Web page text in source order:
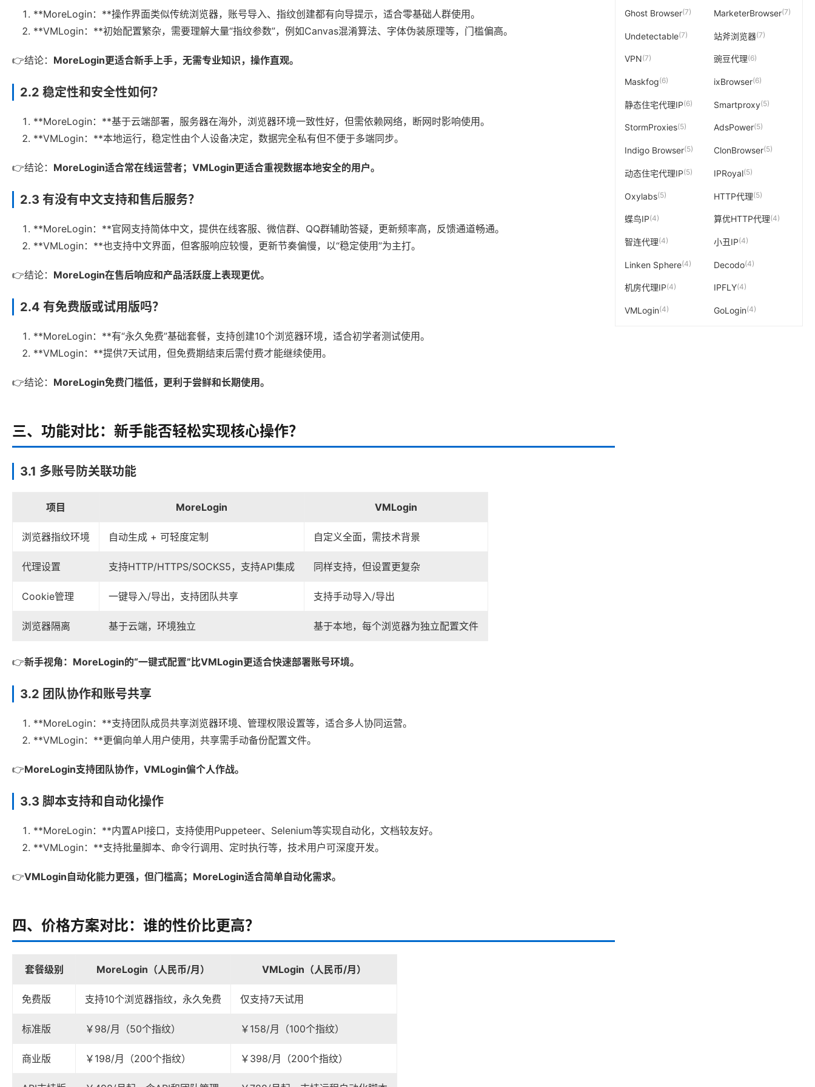
**MoreLogin：**操作界面类似传统浏览器，账号导入、指纹创建都有向导提示，适合零基础人群使用。
**VMLogin：**初始配置繁杂，需要理解大量“指纹参数”，例如Canvas混淆算法、字体伪装原理等，门槛偏高。
👉结论： MoreLogin更适合新手上手，无需专业知识，操作直观。
2.2 稳定性和安全性如何？
**MoreLogin：**基于云端部署，服务器在海外，浏览器环境一致性好，但需依赖网络，断网时影响使用。
**VMLogin：**本地运行，稳定性由个人设备决定，数据完全私有但不便于多端同步。
👉结论： MoreLogin适合常在线运营者；VMLogin更适合重视数据本地安全的用户。
2.3 有没有中文支持和售后服务？
**MoreLogin：**官网支持简体中文，提供在线客服、微信群、QQ群辅助答疑，更新频率高，反馈通道畅通。
**VMLogin：**也支持中文界面，但客服响应较慢，更新节奏偏慢，以“稳定使用”为主打。
👉结论： MoreLogin在售后响应和产品活跃度上表现更优。
2.4 有免费版或试用版吗？
**MoreLogin：**有“永久免费”基础套餐，支持创建10个浏览器环境，适合初学者测试使用。
**VMLogin：**提供7天试用，但免费期结束后需付费才能继续使用。
👉结论： MoreLogin免费门槛低，更利于尝鲜和长期使用。
三、功能对比：新手能否轻松实现核心操作？
3.1 多账号防关联功能
项目 MoreLogin VMLogin
浏览器指纹环境 自动生成 + 可轻度定制 自定义全面，需技术背景
代理设置 支持HTTP/HTTPS/SOCKS5，支持API集成 同样支持，但设置更复杂
Cookie管理 一键导入/导出，支持团队共享 支持手动导入/导出
浏览器隔离 基于云端，环境独立 基于本地，每个浏览器为独立配置文件
👉新手视角：MoreLogin的“一键式配置”比VMLogin更适合快速部署账号环境。
3.2 团队协作和账号共享
**MoreLogin：**支持团队成员共享浏览器环境、管理权限设置等，适合多人协同运营。
**VMLogin：**更偏向单人用户使用，共享需手动备份配置文件。
👉MoreLogin支持团队协作，VMLogin偏个人作战。
3.3 脚本支持和自动化操作
**MoreLogin：**内置API接口，支持使用Puppeteer、Selenium等实现自动化，文档较友好。
**VMLogin：**支持批量脚本、命令行调用、定时执行等，技术用户可深度开发。
👉VMLogin自动化能力更强，但门槛高；MoreLogin适合简单自动化需求。
四、价格方案对比：谁的性价比更高？
套餐级别 MoreLogin（人民币/月） VMLogin（人民币/月）
免费版 支持10个浏览器指纹，永久免费 仅支持7天试用
标准版 ￥98/月（50个指纹） ￥158/月（100个指纹）
商业版 ￥198/月（200个指纹） ￥398/月（200个指纹）
Ghost Browser(7) MarketerBrowser(7)
Undetectable(7) 站斧浏览器(7)
VPN(7) 豌豆代理(6)
Maskfog(6) ixBrowser(6)
静态住宅代理IP(6) Smartproxy(5)
StormProxies(5) AdsPower(5)
Indigo Browser(5) ClonBrowser(5)
动态住宅代理IP(5) IPRoyal(5)
Oxylabs(5) HTTP代理(5)
蝶鸟IP(4) 算优HTTP代理(4)
智连代理(4) 小丑IP(4)
Linken Sphere(4) Decodo(4)
机房代理IP(4) IPFLY(4)
VMLogin(4) GoLogin(4)